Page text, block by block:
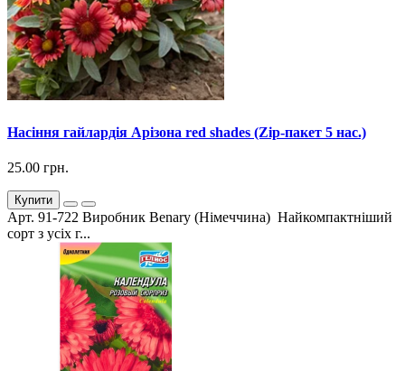
Насіння гайлардія Арізона red shades (Zip-пакет 5 нас.)
25.00 грн.
Купити
Арт. 91-722 Виробник Benary (Німеччина) Найкомпактніший
сорт з усіх г...